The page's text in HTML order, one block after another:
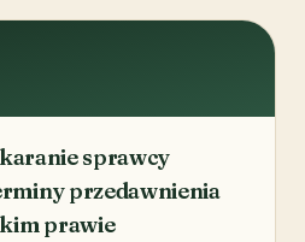
sprawcy
przedawnienia
prawie